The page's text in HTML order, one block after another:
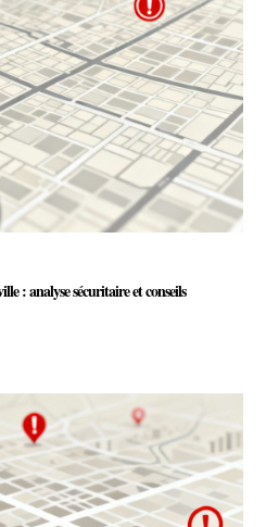
: analyse sécuritaire et conseils